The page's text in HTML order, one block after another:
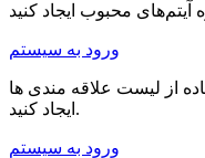
ورود به سیستم
از لیست علاقه مندی ها
ایجاد کنید.
ورود به سیستم